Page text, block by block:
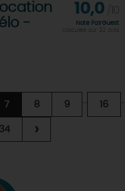
-
10,0
Note FairGuest
calculée sur 32 avis
7 8 9 ... 16
34 ›